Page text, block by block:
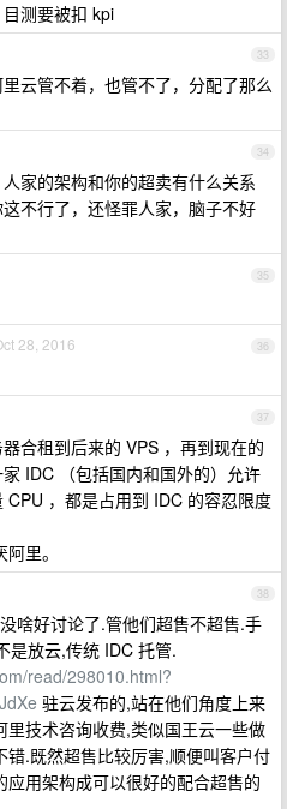
测要被扣 kpi
33
云管不着，也管不了，分配了那么
34
家的架构和你的超卖有什么关系
不行了，还怪罪人家，脑子不好
35
36
28, 2016
37
合租到后来的 VPS ，再到现在的
IDC （包括国内和国外的）允许
，都是占用到 IDC 的容忍限度
里。
38
啥好讨论了.管他们超售不超售.手
是放云,传统 IDC 托管.
read/298010.html?
驻云发布的,站在他们角度上来
技术咨询收费,类似国王云一些做
错.既然超售比较厉害,顺便叫客户付
用架构成可以很好的配合超售的